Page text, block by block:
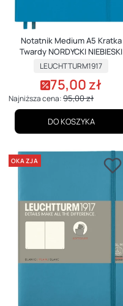
Notatnik Medium A5 Kratka
Twardy NORDYCKI NIEBIESKI
PRODUCENT
LEUCHTTURM1917
Cena promocyjna
75,00 zł
Najniższa cena:95,00 zł
DO KOSZYKA
OKAZJA